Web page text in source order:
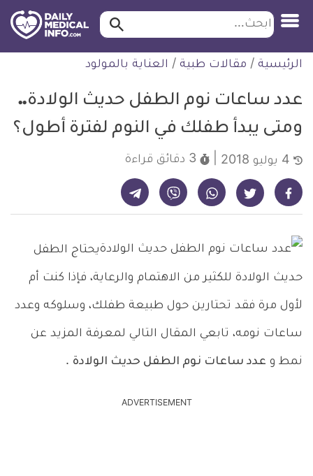
التخطي
للمحتوى
طبية
ابحث ابحث…
الرئيسية / مقالات طبية / العناية بالمولود
عدد ساعات نوم الطفل حديث الولادة..
ومتى يبدأ طفلك في النوم لفترة أطول؟
3 دقائق قراءة
شارك على فيسبوك - ديلي ميديكال انفو شارك على تويتر - ديلي ميديكال انفو شارك على واتساب - ديلي ميديكال انفو شارك على فايبر - ديلي ميديكال انفو شارك على تيليجرام - ديلي ميديكال انفو
يحتاج الطفل
حديث الولادة للكثير من الاهتمام والرعاية، فإذا كنت أم
لأول مرة فقد تحتارين حول طبيعة طفلك، وسلوكه وعدد
ساعات نومه، تابعي المقال التالي لمعرفة المزيد عن
نمط و عدد ساعات نوم الطفل حديث الولادة .
ADVERTISEMENT